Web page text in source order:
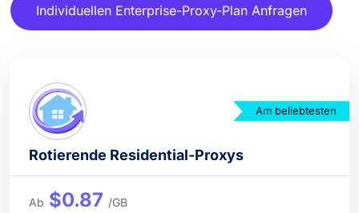
Individuellen Enterprise-Proxy-Plan Anfragen
Am beliebtesten
Rotierende Residential-Proxys
Ab $0.87 /GB